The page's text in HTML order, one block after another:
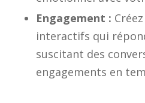
Engagement :
interactifs qui
suscitant des
engagements en